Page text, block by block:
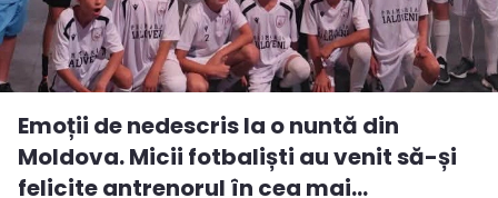
Emoții de nedescris la o nuntă din
Moldova. Micii fotbaliști au venit să-și
felicite antrenorul în cea mai